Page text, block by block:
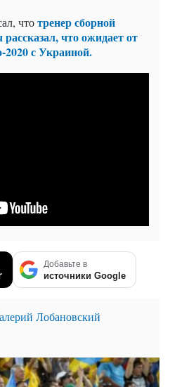
чтотренер сборной
что ожидает от
2020 с Украиной.
Добавьте в
источники Google
Лобановский